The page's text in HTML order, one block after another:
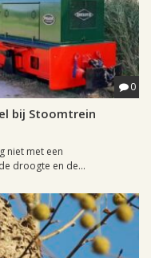
0
bij Stoomtrein
niet met een
droogte en de...